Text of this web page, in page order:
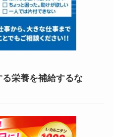
栄養を補給するな